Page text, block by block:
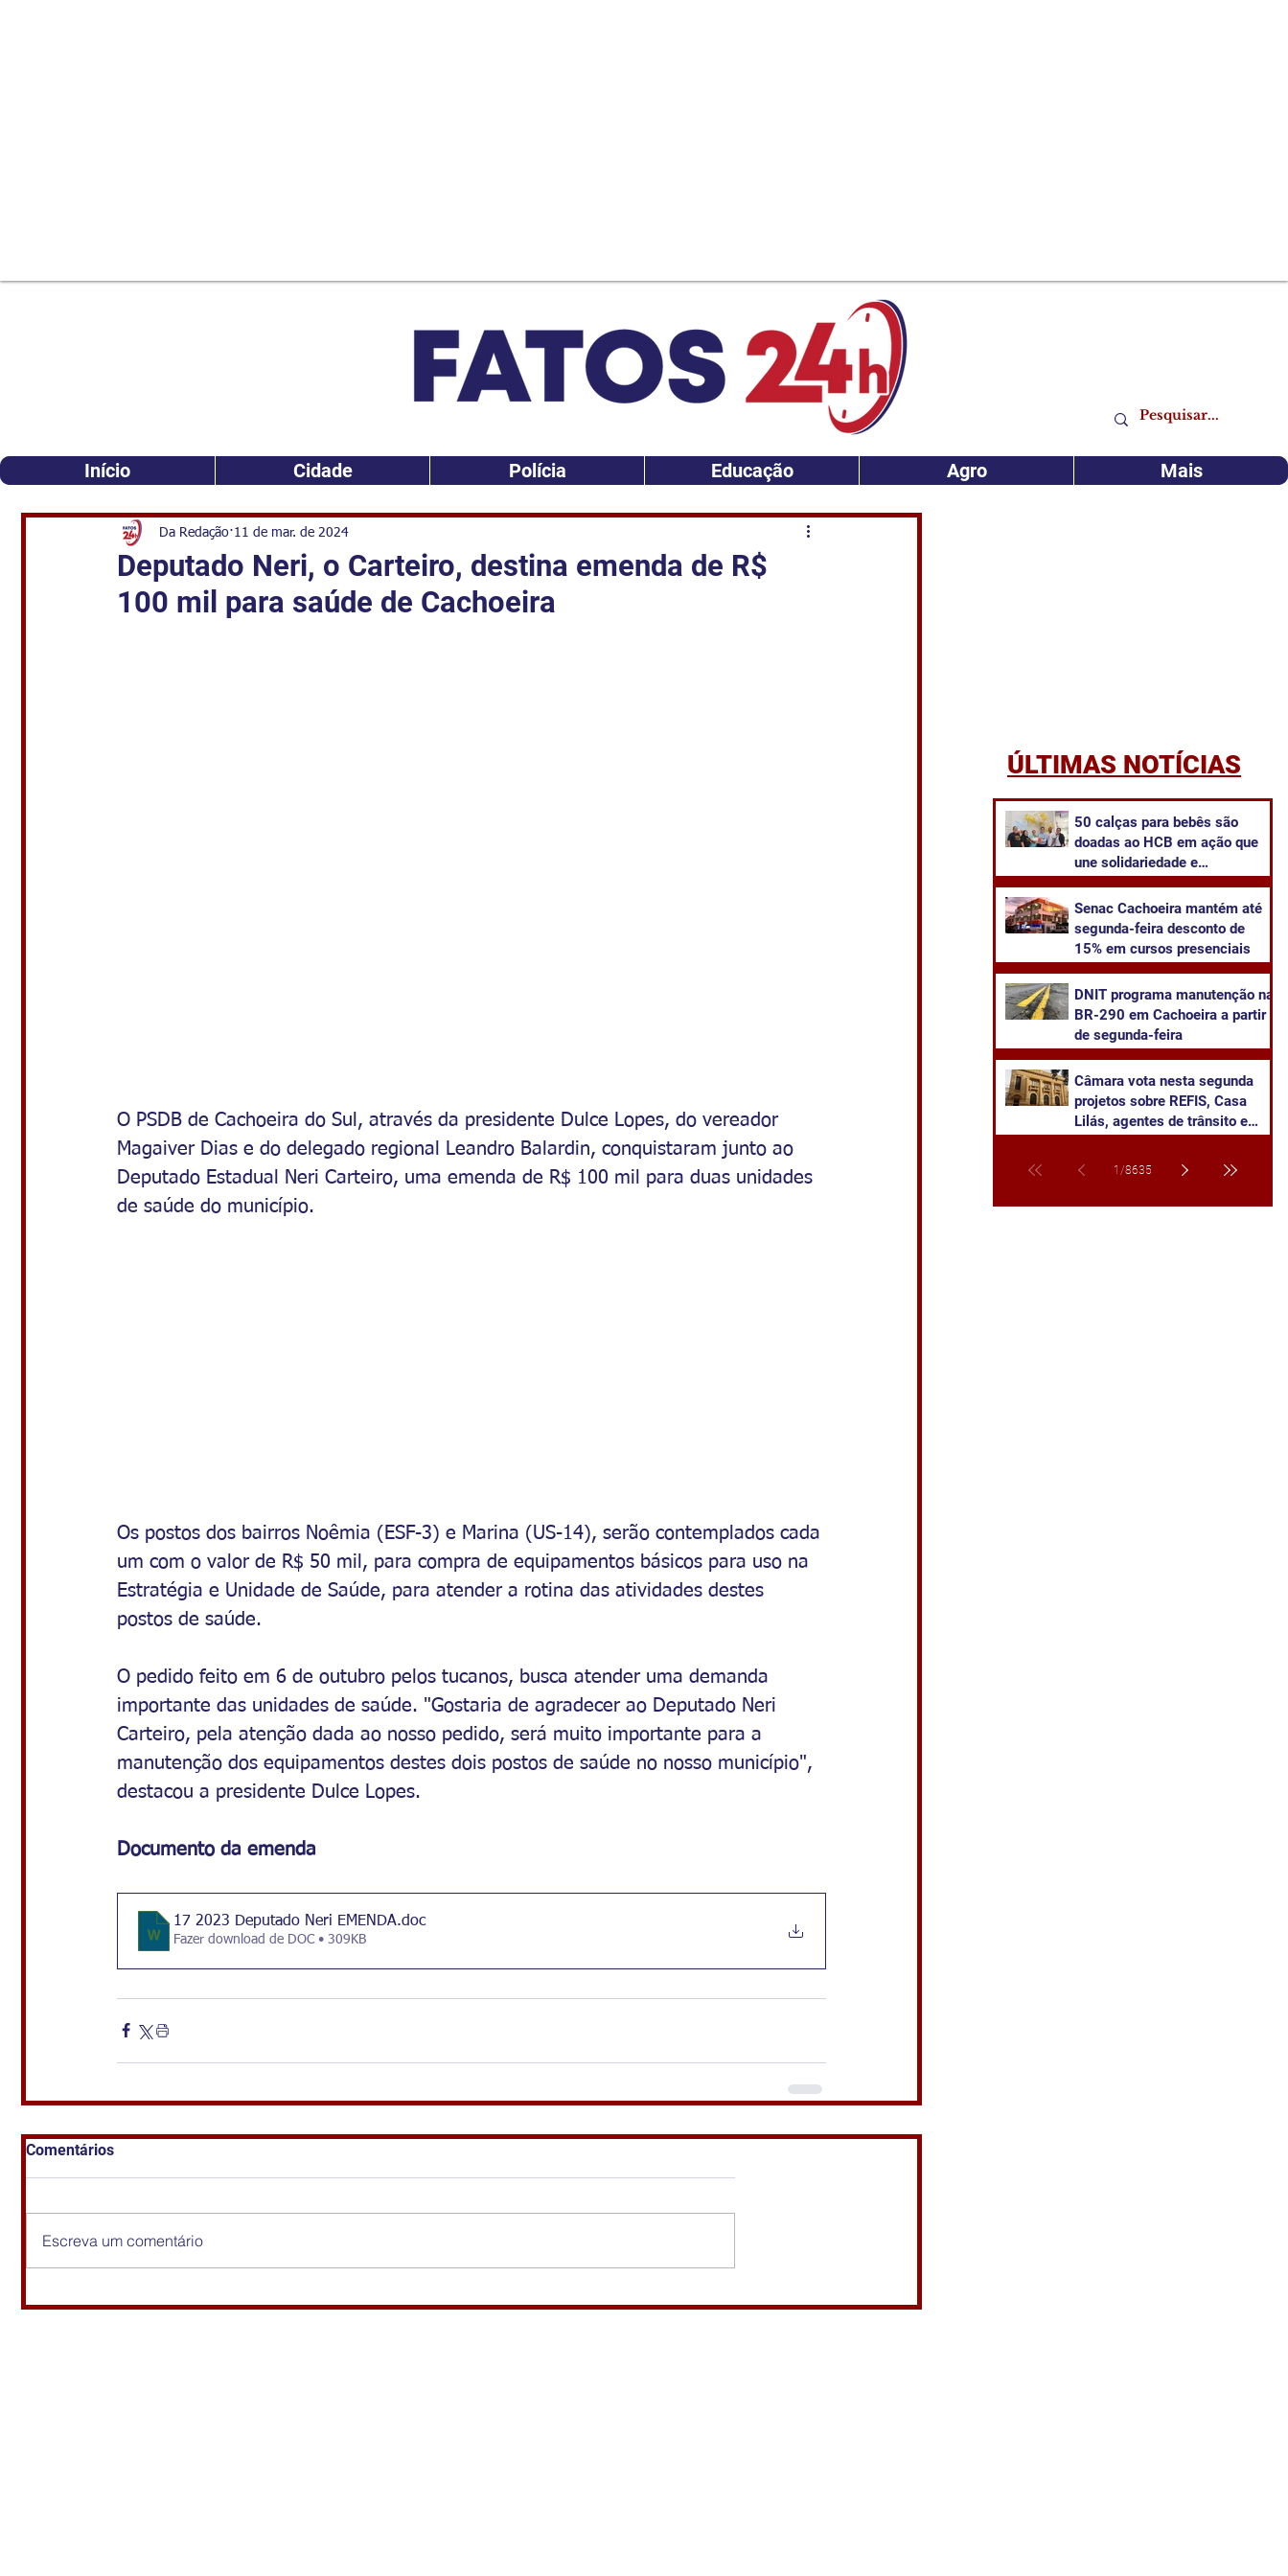
Início Cidade Polícia Educação Agro Mais
Deputado Neri, o Carteiro, destina emenda de R$
100 mil para saúde de Cachoeira
Da Redação 11 de mar. de 2024
O PSDB de Cachoeira do Sul, através da presidente Dulce Lopes, do vereador
Magaiver Dias e do delegado regional Leandro Balardin, conquistaram junto ao
Deputado Estadual Neri Carteiro, uma emenda de R$ 100 mil para duas unidades
de saúde do município.
Os postos dos bairros Noêmia (ESF-3) e Marina (US-14), serão contemplados cada
um com o valor de R$ 50 mil, para compra de equipamentos básicos para uso na
Estratégia e Unidade de Saúde, para atender a rotina das atividades destes
postos de saúde.
O pedido feito em 6 de outubro pelos tucanos, busca atender uma demanda
importante das unidades de saúde. "Gostaria de agradecer ao Deputado Neri
Carteiro, pela atenção dada ao nosso pedido, será muito importante para a
manutenção dos equipamentos destes dois postos de saúde no nosso município",
destacou a presidente Dulce Lopes.
Documento da emenda
17 2023 Deputado Neri EMENDA.doc
Fazer download de DOC • 309KB
Comentários
Escreva um comentário
ÚLTIMAS NOTÍCIAS
50 calças para bebês são
doadas ao HCB em ação que
une solidariedade e
Senac Cachoeira mantém até
segunda-feira desconto de
15% em cursos presenciais
DNIT programa manutenção na
BR-290 em Cachoeira a partir
de segunda-feira
Câmara vota nesta segunda
projetos sobre REFIS, Casa
Lilás, agentes de trânsito e
1 /8635